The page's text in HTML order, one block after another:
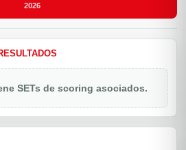
2026
SETs de scoring asociados.